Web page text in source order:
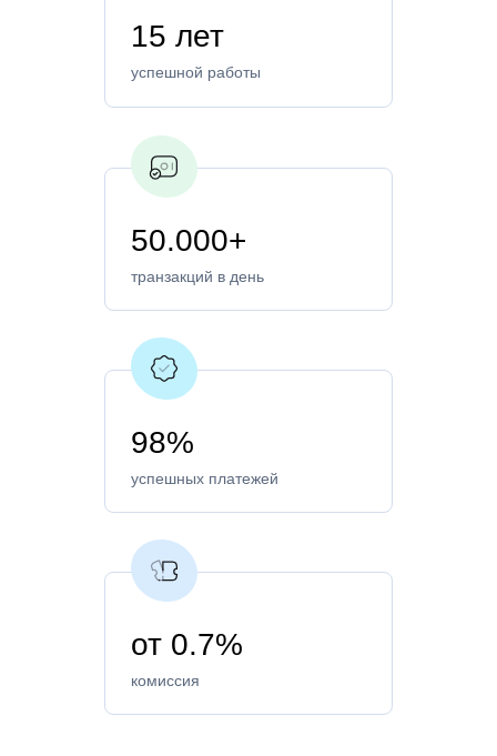
50.000+
транзакций в день
15 лет
успешной работы
от 0.7%
комиссия
98%
успешных платежей